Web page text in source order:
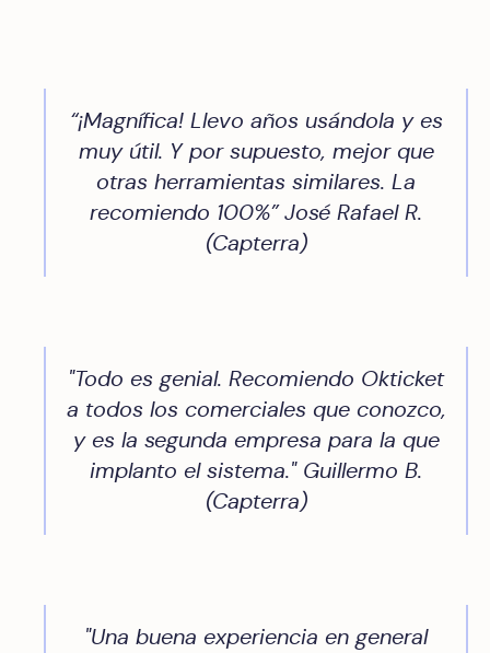
“¡Magnífica! Llevo años usándola y es
muy útil. Y por supuesto, mejor que
otras herramientas similares. La
recomiendo 100%” José Rafael R.
(Capterra)
"Todo es genial. Recomiendo Okticket
a todos los comerciales que conozco,
y es la segunda empresa para la que
implanto el sistema." Guillermo B.
(Capterra)
"Una buena experiencia en general